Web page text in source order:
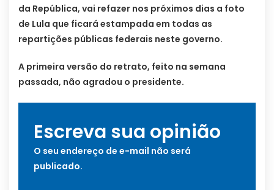
da República, vai refazer nos próximos dias a foto
de Lula que ficará estampada em todas as
repartições públicas federais neste governo.
A primeira versão do retrato, feito na semana
passada, não agradou o presidente.
Escreva sua opinião
O seu endereço de e-mail não será
publicado.